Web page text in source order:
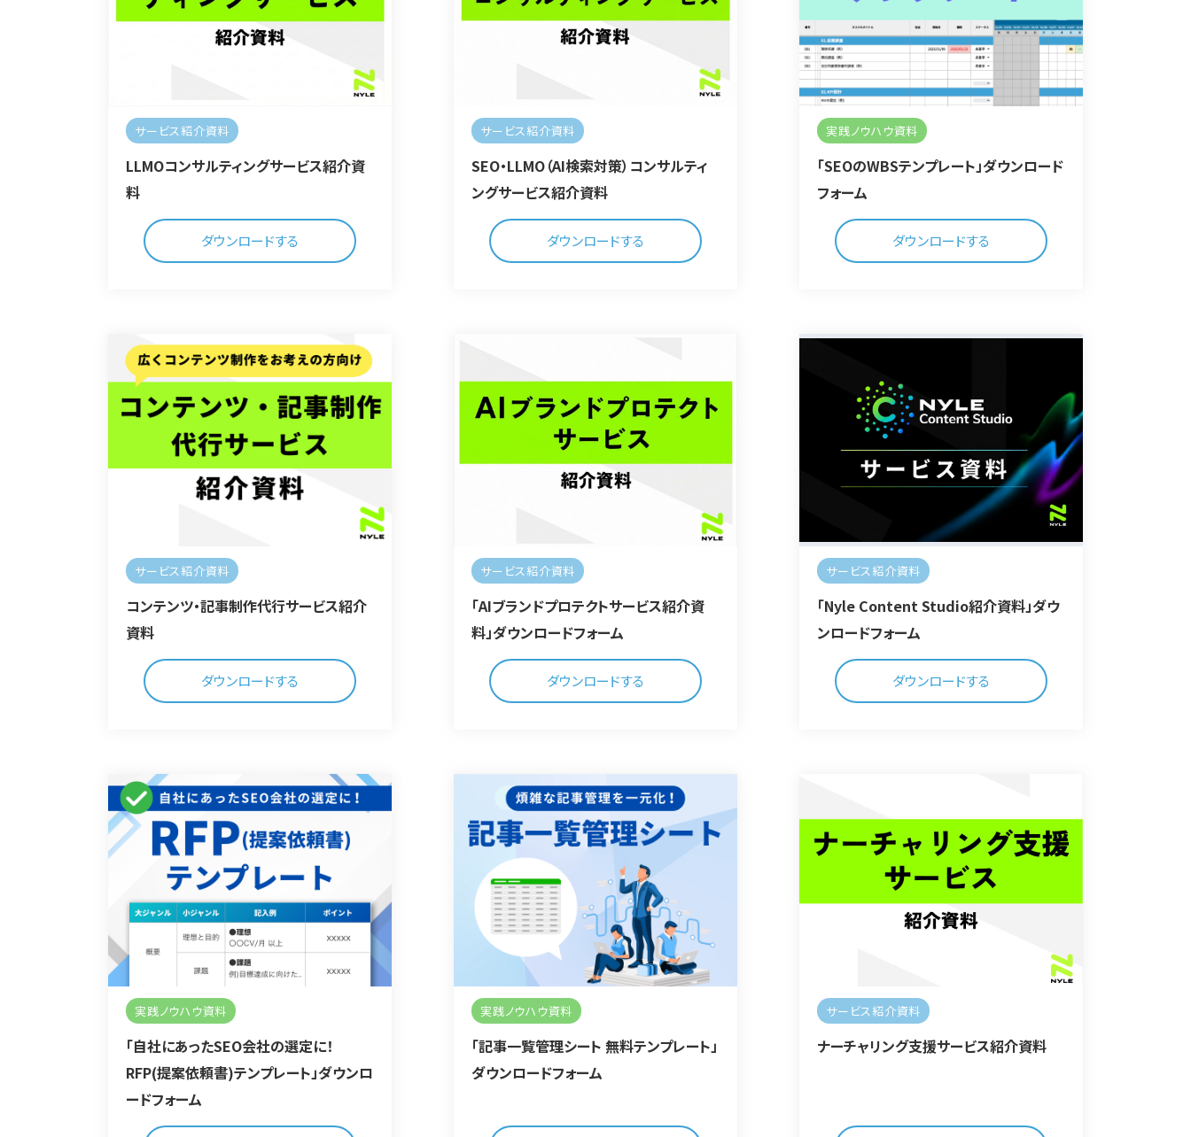
サービス紹介資料
LLMOコンサルティングサービス紹介資
料
ダウンロードする
サービス紹介資料
SEO・LLMO（AI検索対策）コンサルティ
ングサービス紹介資料
ダウンロードする
実践ノウハウ資料
「SEOのWBSテンプレート」ダウンロード
フォーム
ダウンロードする
サービス紹介資料
コンテンツ・記事制作代行サービス紹介
資料
ダウンロードする
サービス紹介資料
「AIブランドプロテクトサービス紹介資
料」ダウンロードフォーム
ダウンロードする
サービス紹介資料
「Nyle Content Studio紹介資料」ダウ
ンロードフォーム
ダウンロードする
実践ノウハウ資料
「自社にあったSEO会社の選定に！
RFP(提案依頼書)テンプレート」ダウンロ
ードフォーム
実践ノウハウ資料
「記事一覧管理シート 無料テンプレート」
ダウンロードフォーム
サービス紹介資料
ナーチャリング支援サービス紹介資料